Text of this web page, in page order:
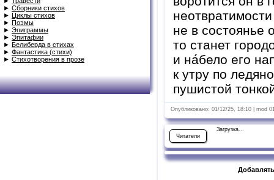
► Сборники стихов
►
Циклы стихов
► Поэмы
► Эпиграммы
► Эпитафии
► Белиберда в стихах
► Фантастика (стихи)
► Стихотворения в прозе
не в состоянье
то станет
и на́бело его
к утру по
пушистой
Опубликовано: 01/12/25, 18:10 | mod
Читатели
Загрузка...